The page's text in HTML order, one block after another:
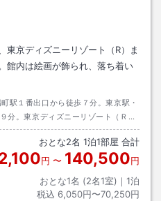
東京ディズニーリゾート（R）ま
館内は絵画が飾られ、落ち着い
駅１番出口から徒歩７分。東京駅・
分。東京ディズニーリゾート（Ｒ）
おとな2名 1泊1部屋 合計
円 〜 140,500円
おとな1名 (2名1室)｜ 1泊
税込 6,050円〜70,250円